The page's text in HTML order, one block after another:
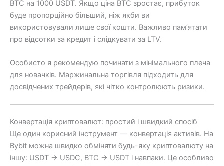
BTC на 1000 USDT. Якщо ціна BTC зростає, прибуток
буде пропорційно більший, ніж якби ви
використовували лише свої кошти. Важливо пам’ятати
про відсотки за кредит і слідкувати за LTV.
Особисто я рекомендую починати з мінімального плеча
для новачків. Маржинальна торгівля підходить для
досвідчених трейдерів, які чітко контролюють ризики.
Конвертація криптовалют: простий і швидкий спосіб
Ще один корисний інструмент — конвертація активів. На
Bybit можна швидко обміняти будь-яку криптовалюту на
іншу: USDT → USDC, BTC → USDT і навпаки. Це особливо